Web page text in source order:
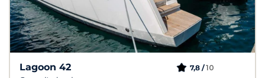
Lagoon 42 7,8 /10